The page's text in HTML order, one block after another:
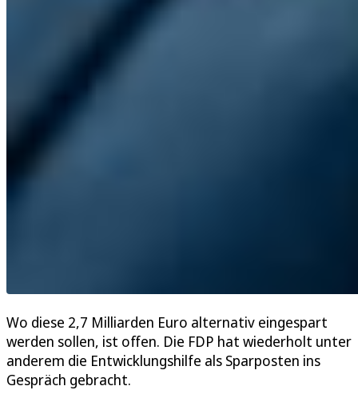
Wo diese 2,7 Milliarden Euro alternativ eingespart
werden sollen, ist offen. Die FDP hat wiederholt unter
anderem die Entwicklungshilfe als Sparposten ins
Gespräch gebracht.